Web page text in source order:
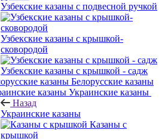
Узбекские казаны с подвесной ручкой
Узбекские казаны с крышкой-
сковородой
Узбекские казаны с крышкой - садж
Белорусские казаны
Украинские казаны
Назад
Украинские казаны
Казаны с
крышкой